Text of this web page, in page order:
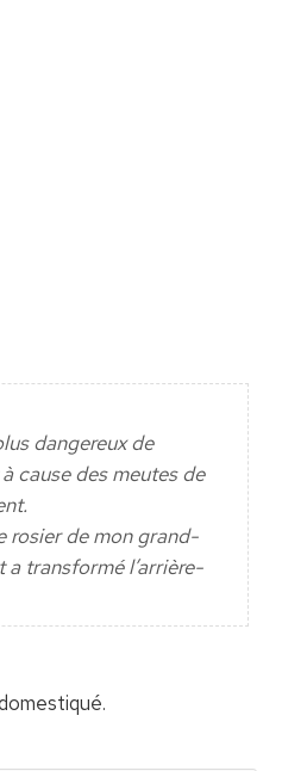
dangereux de
cause des meutes de
rosier de mon grand-
transformé l’arrière-